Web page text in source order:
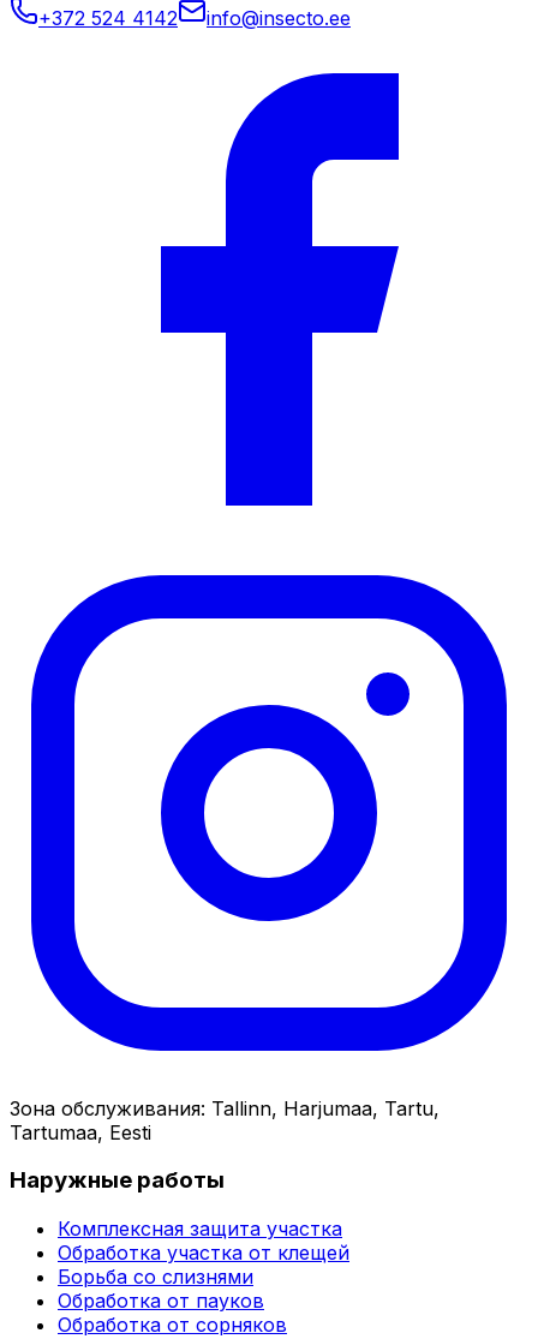
+372 524 4142 info@insecto.ee
Зона обслуживания: Tallinn, Harjumaa, Tartu,
Tartumaa, Eesti
Наружные работы
Комплексная защита участка
Обработка участка от клещей
Борьба со слизнями
Обработка от пауков
Обработка от сорняков